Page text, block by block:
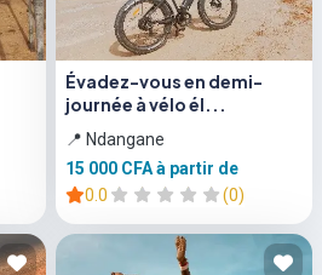
Évadez-vous en demi-
journée à vélo él...
📍 Ndangane
15 000 CFAà partir de
0.0
(0)